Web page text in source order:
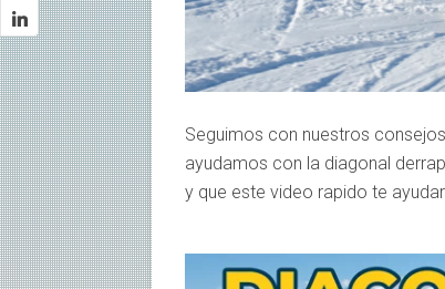
Seguimos con nuestros
ayudamos con la diagonal
y que este video rapido te